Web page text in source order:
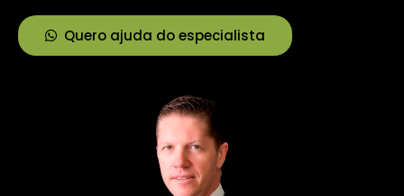
Quero ajuda do especialista